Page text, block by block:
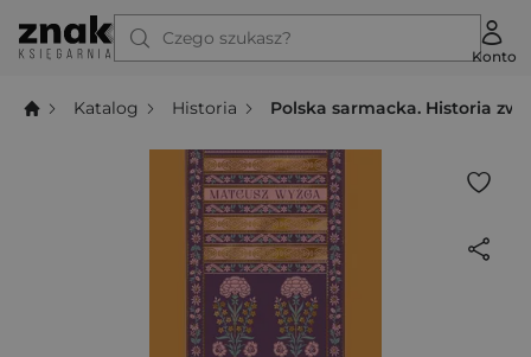
Czego szukasz?
Konto
Katalog Historia Polska sarmacka. Historia